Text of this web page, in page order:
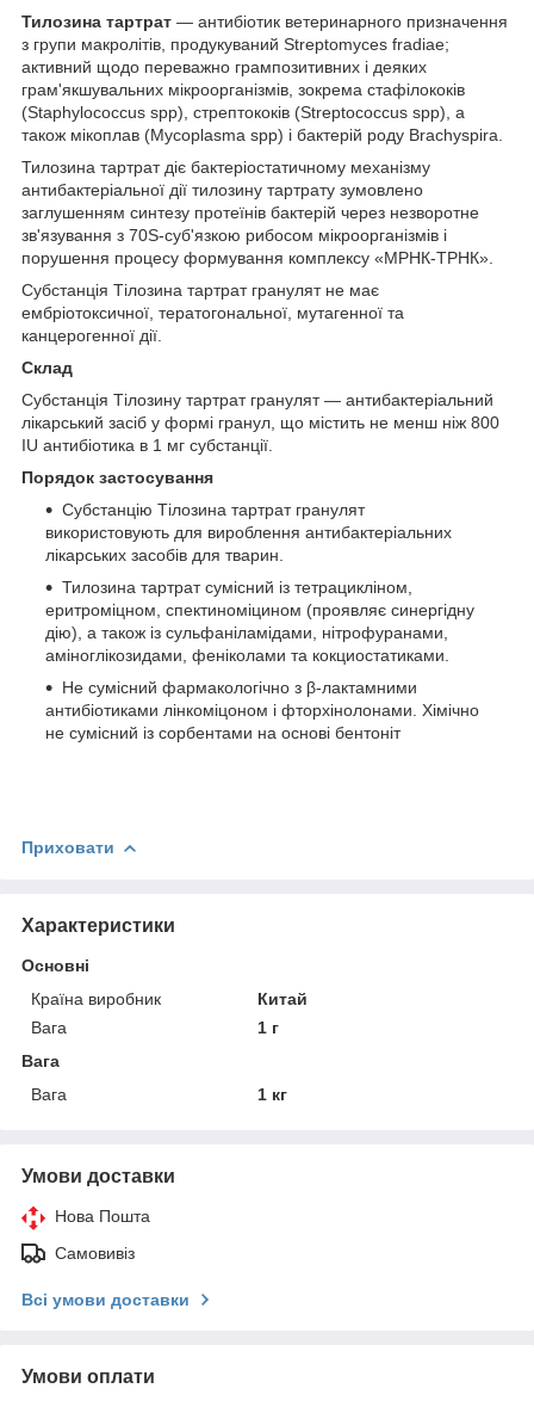
Тилозина тартрат — антибіотик ветеринарного призначення
з групи макролітів, продукуваний Streptomyces fradiae;
активний щодо переважно грампозитивних і деяких
грам'якшувальних мікроорганізмів, зокрема стафілококів
(Staphylococcus spp), стрептококів (Streptococcus spp), а
також мікоплав (Mycoplasma spp) і бактерій роду Brachyspira.
Тилозина тартрат діє бактеріостатичному механізму
антибактеріальної дії тилозину тартрату зумовлено
заглушенням синтезу протеїнів бактерій через незворотне
зв'язування з 70S-суб'язкою рибосом мікроорганізмів і
порушення процесу формування комплексу «МРНК-ТРНК».
Субстанція Тілозина тартрат гранулят не має
ембріотоксичної, тератогональної, мутагенної та
канцерогенної дії.
Склад
Субстанція Тілозину тартрат гранулят — антибактеріальний
лікарський засіб у формі гранул, що містить не менш ніж 800
IU антибіотика в 1 мг субстанції.
Порядок застосування
Субстанцію Тілозина тартрат гранулят
використовують для вироблення антибактеріальних
лікарських засобів для тварин.
Тилозина тартрат сумісний із тетрацикліном,
еритроміцном, спектиноміцином (проявляє синергідну
дію), а також із сульфаніламідами, нітрофуранами,
аміноглікозидами, феніколами та кокциостатиками.
Не сумісний фармакологічно з β-лактамними
антибіотиками лінкоміцоном і фторхінолонами. Хімічно
не сумісний із сорбентами на основі бентоніт
Приховати
Характеристики
Основні
Країна виробник
Китай
Вага
1 г
Вага
Вага
1 кг
Умови доставки
Нова Пошта
Самовивіз
Всі умови доставки
Умови оплати